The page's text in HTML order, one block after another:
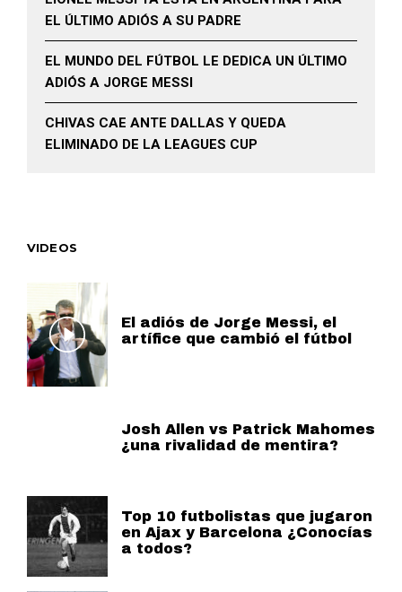
EL ÚLTIMO ADIÓS A SU PADRE
EL MUNDO DEL FÚTBOL LE DEDICA UN ÚLTIMO
ADIÓS A JORGE MESSI
CHIVAS CAE ANTE DALLAS Y QUEDA
ELIMINADO DE LA LEAGUES CUP
VIDEOS
El adiós de Jorge Messi, el
artífice que cambió el fútbol
Josh Allen vs Patrick Mahomes
¿una rivalidad de mentira?
Top 10 futbolistas que jugaron
en Ajax y Barcelona ¿Conocías
a todos?